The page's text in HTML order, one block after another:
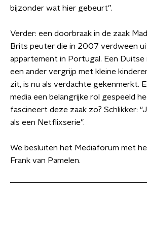
bijzonder wat hier gebeurt”.
Verder: een doorbraak in de zaak
Brits peuter die in 2007 verdween
appartement in Portugal. Een Duitse
een ander vergrijp met kleine
zit, is nu als verdachte gekenmerkt.
media een belangrijke rol gespeeld
fascineert deze zaak zo? Schlikker:
als een Netflixserie”.
We besluiten het Mediaforum met
Frank van Pamelen.